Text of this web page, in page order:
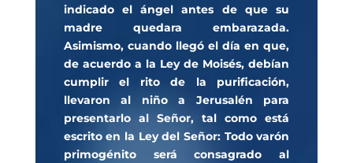
indicado el ángel antes de que su
madre quedara embarazada.
Asimismo, cuando llegó el día en que,
de acuerdo a la Ley de Moisés, debían
cumplir el rito de la purificación,
llevaron al niño a Jerusalén para
presentarlo al Señor, tal como está
escrito en la Ley del Señor: Todo varón
primogénito será consagrado al